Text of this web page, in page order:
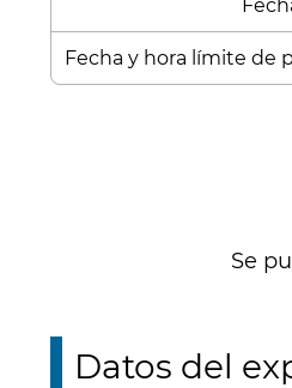
Fecha y hora límite de
Se
Datos del